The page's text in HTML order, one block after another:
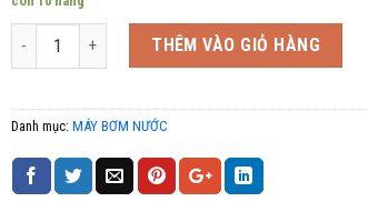
Số lượng THÊM VÀO GIỎ HÀNG
Danh mục: MÁY BƠM NƯỚC